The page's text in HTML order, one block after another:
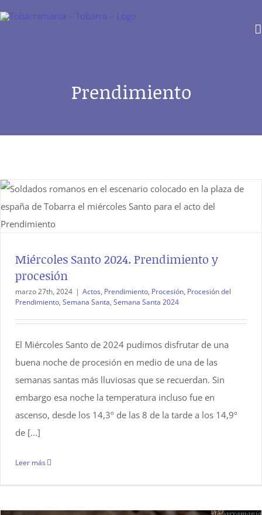
Prendimiento
Miércoles Santo 2024. Prendimiento y
procesión
marzo 27th, 2024 | Actos, Prendimiento, Procesión, Procesión del
Prendimiento, Semana Santa, Semana Santa 2024
El Miércoles Santo de 2024 pudimos disfrutar de una
buena noche de procesión en medio de una de las
semanas santas más lluviosas que se recuerdan. Sin
embargo esa noche la temperatura incluso fue en
ascenso, desde los 14,3º de las 8 de la tarde a los 14,9º
de [...]
Leer más